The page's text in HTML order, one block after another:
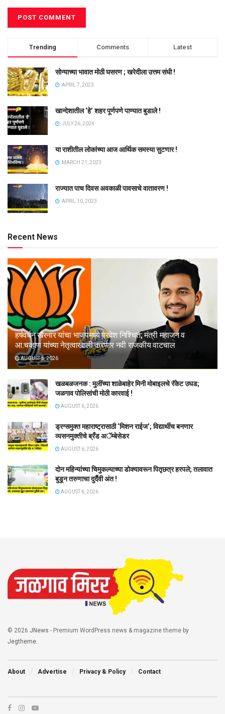
Trending Comments Latest
सोन्याच्या भावात मोठी घसरण ; खरेदीला उत्तम संधी !
APRIL 7, 2023
खान्देशातील ‘हे’ शहर पूर्णपणे पाण्यात बुडाले !
JULY 26, 2024
या राशीतील लोकांच्या आज आर्थिक समस्या सुटणार !
MARCH 21, 2023
राज्यात पाच दिवस अवकाळी पावसाचे वातावरण !
APRIL 10, 2023
Recent News
हर्षवर्धन खैरनार यांचा भाजपमध्ये प्रवेश निश्चित; मंत्री महाजन व
आ.चव्हाण यांच्या नेतृत्वाखाली करणार नवी राजकीय वाटचाल
AUGUST 6, 2026
खळबळजनक : मुलींच्या शाळेबाहेर मिनी मोबाइलचे रॅकेट उघड;
जळगाव पोलिसांची मोठी कारवाई !
AUGUST 6, 2026
ड्रग्समुक्त महाराष्ट्रासाठी ‘मिशन राईज’; विद्यार्थीच बनणार
व्यसनमुक्तीचे ब्रँड अॅम्बेसेडर
AUGUST 6, 2026
दोन महिन्यांच्या चिमुकल्याच्या डोक्यावरून पितृछत्र हरपले; तलावात
बुडून तरुणाचा दुर्दैवी अंत !
AUGUST 6, 2026
© 2026 JNews - Premium WordPress news & magazine theme by
Jegtheme
About Advertise Privacy & Policy Contact